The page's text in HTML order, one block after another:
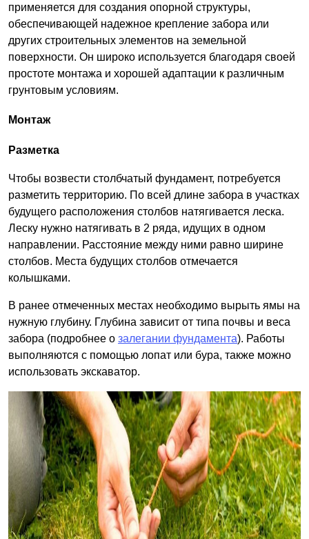
применяется для создания опорной структуры,
обеспечивающей надежное крепление забора или
других строительных элементов на земельной
поверхности. Он широко используется благодаря своей
простоте монтажа и хорошей адаптации к различным
грунтовым условиям.
Монтаж
Разметка
Чтобы возвести столбчатый фундамент, потребуется
разметить территорию. По всей длине забора в участках
будущего расположения столбов натягивается леска.
Леску нужно натягивать в 2 ряда, идущих в одном
направлении. Расстояние между ними равно ширине
столбов. Места будущих столбов отмечается
колышками.
В ранее отмеченных местах необходимо вырыть ямы на
нужную глубину. Глубина зависит от типа почвы и веса
забора (подробнее о залегании фундамента). Работы
выполняются с помощью лопат или бура, также можно
использовать экскаватор.